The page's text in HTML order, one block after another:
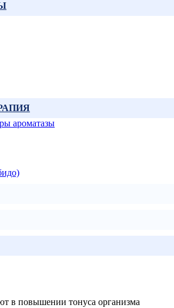
ароматазы
в повышении тонуса организма